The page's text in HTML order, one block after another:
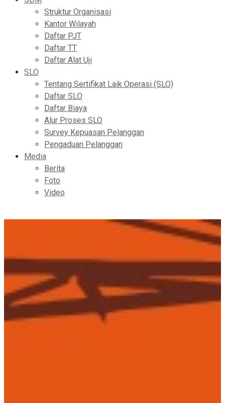
Struktur Organisasi
Kantor Wilayah
Daftar PJT
Daftar TT
Daftar Alat Uji
SLO
Tentang Sertifikat Laik Operasi (SLO)
Daftar SLO
Daftar Biaya
Alur Proses SLO
Survey Kepuasan Pelanggan
Pengaduan Pelanggan
Media
Berita
Foto
Video